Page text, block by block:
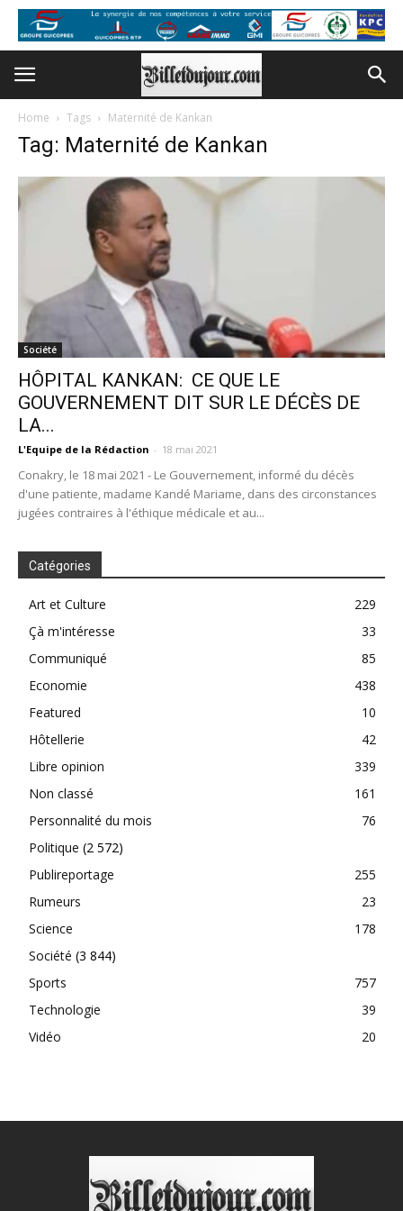
Home Tags Maternité de Kankan
Tag: Maternité de Kankan
Société
HÔPITAL KANKAN: CE QUE LE
GOUVERNEMENT DIT SUR LE DÉCÈS DE
LA...
L'Equipe de la Rédaction - 18 mai 2021
Conakry, le 18 mai 2021 - Le Gouvernement, informé du décès
d'une patiente, madame Kandé Mariame, dans des circonstances
jugées contraires à l'éthique médicale et au...
Catégories
Art et Culture
229
Çà m'intéresse
33
Communiqué
85
Economie
438
Featured
10
Hôtellerie
42
Libre opinion
339
Non classé
161
Personnalité du mois
76
Politique (2 572)
Publireportage
255
Rumeurs
23
Science
178
Société (3 844)
Sports
757
Technologie
39
Vidéo
20